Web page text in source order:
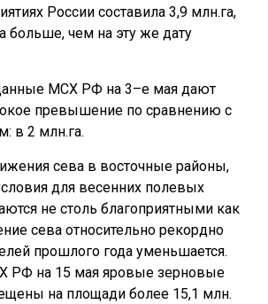
России составила 3,9 млн.га,
больше, чем на эту же дату
МСХ РФ на 3–е мая дают
превышение по сравнению с
в 2 млн.га.
сева в восточные районы,
для весенних полевых
не столь благоприятными как
сева относительно рекордно
прошлого года уменьшается.
РФ на 15 мая яровые зерновые
на площади более 15,1 млн.